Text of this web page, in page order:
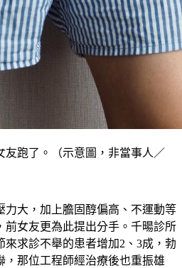
友跑了。（示意圖，非當事人／
力大，加上膽固醇偏高、不運動等
前女友更為此提出分手。千暘診所
求診不舉的患者增加2、3成，勃
，那位工程師經治療後也重振雄